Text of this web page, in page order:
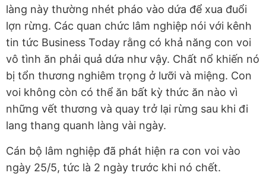
làng này thường nhét pháo vào dứa để xua đuổi
lợn rừng. Các quan chức lâm nghiệp nói với kênh
tin tức Business Today rằng có khả năng con voi
vô tình ăn phải quả dứa như vậy. Chất nổ khiến nó
bị tổn thương nghiêm trọng ở lưỡi và miệng. Con
voi không còn có thể ăn bất kỳ thức ăn nào vì
những vết thương và quay trở lại rừng sau khi đi
lang thang quanh làng vài ngày.
Cán bộ lâm nghiệp đã phát hiện ra con voi vào
ngày 25/5, tức là 2 ngày trước khi nó chết.